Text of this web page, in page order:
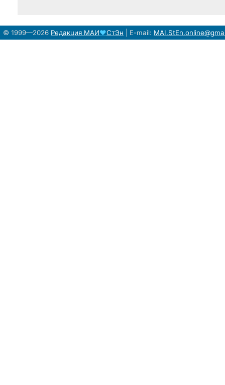
© 1999—2026 Редакция МАИ♥СтЭн E-mail: